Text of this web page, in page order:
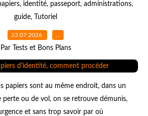
, identité, passeport, administrations,
guide, Tutoriel
23.07.2026 …
Par Tests et Bons Plans
papiers sont au même endroit, dans un
perte ou de vol, on se retrouve démunis,
et sans trop savoir par où